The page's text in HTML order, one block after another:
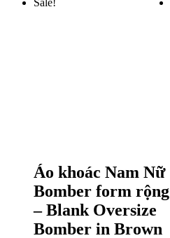
Áo khoác Nam Nữ
Bomber form rộng
– Blank Oversize
Bomber in Brown